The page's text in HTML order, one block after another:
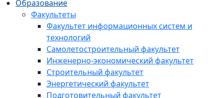
Образование
Факультеты
Факультет информационных систем и
технологий
Самолетостроительный факультет
Инженерно-экономический факультет
Строительный факультет
Энергетический факультет
Подготовительный факультет